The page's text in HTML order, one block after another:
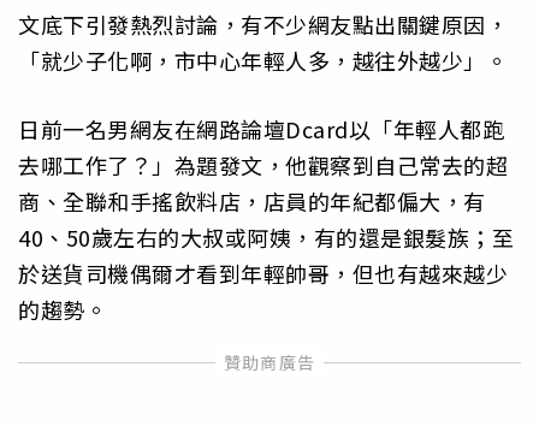
文底下引發熱烈討論，有不少網友點出關鍵原因，
「就少子化啊，市中心年輕人多，越往外越少」。
日前一名男網友在網路論壇Dcard以「年輕人都跑
去哪工作了？」為題發文，他觀察到自己常去的超
商、全聯和手搖飲料店，店員的年紀都偏大，有
40、50歲左右的大叔或阿姨，有的還是銀髮族；至
於送貨司機偶爾才看到年輕帥哥，但也有越來越少
的趨勢。